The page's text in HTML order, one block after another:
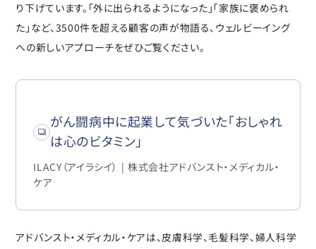
り下げています。「外に出られるようになった」「家族に褒められ
た」など、3500件を超える顧客の声が物語る、ウェルビーイング
への新しいアプローチをぜひご覧ください。
がん闘病中に起業して気づいた「おしゃれ
は心のビタミン」
ILACY（アイラシイ） | 株式会社アドバンスト・メディカル・
ケア
アドバンスト・メディカル・ケアは、皮膚科学、毛髪科学、婦人科学